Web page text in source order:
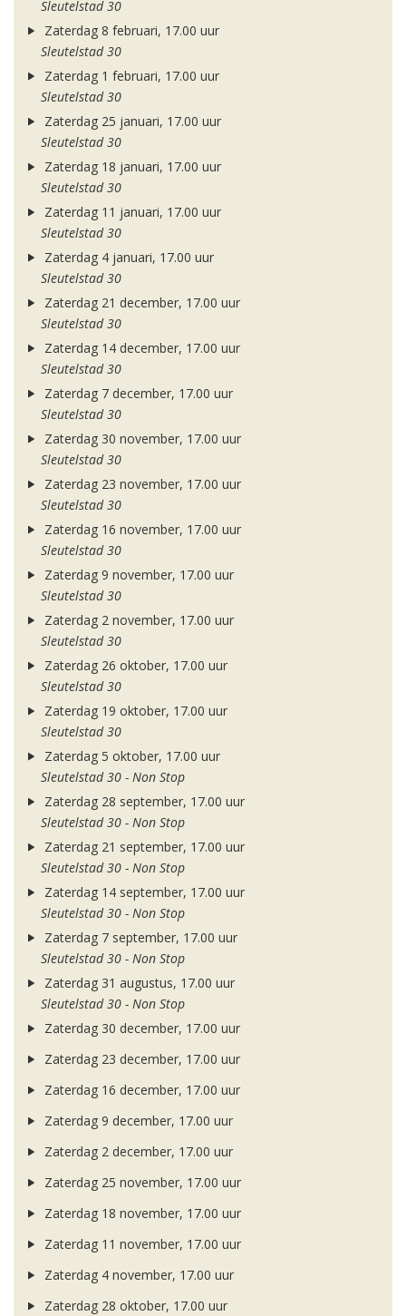
Sleutelstad 30
Zaterdag 8 februari, 17.00 uur
Sleutelstad 30
Zaterdag 1 februari, 17.00 uur
Sleutelstad 30
Zaterdag 25 januari, 17.00 uur
Sleutelstad 30
Zaterdag 18 januari, 17.00 uur
Sleutelstad 30
Zaterdag 11 januari, 17.00 uur
Sleutelstad 30
Zaterdag 4 januari, 17.00 uur
Sleutelstad 30
Zaterdag 21 december, 17.00 uur
Sleutelstad 30
Zaterdag 14 december, 17.00 uur
Sleutelstad 30
Zaterdag 7 december, 17.00 uur
Sleutelstad 30
Zaterdag 30 november, 17.00 uur
Sleutelstad 30
Zaterdag 23 november, 17.00 uur
Sleutelstad 30
Zaterdag 16 november, 17.00 uur
Sleutelstad 30
Zaterdag 9 november, 17.00 uur
Sleutelstad 30
Zaterdag 2 november, 17.00 uur
Sleutelstad 30
Zaterdag 26 oktober, 17.00 uur
Sleutelstad 30
Zaterdag 19 oktober, 17.00 uur
Sleutelstad 30
Zaterdag 5 oktober, 17.00 uur
Sleutelstad 30 - Non Stop
Zaterdag 28 september, 17.00 uur
Sleutelstad 30 - Non Stop
Zaterdag 21 september, 17.00 uur
Sleutelstad 30 - Non Stop
Zaterdag 14 september, 17.00 uur
Sleutelstad 30 - Non Stop
Zaterdag 7 september, 17.00 uur
Sleutelstad 30 - Non Stop
Zaterdag 31 augustus, 17.00 uur
Sleutelstad 30 - Non Stop
Zaterdag 30 december, 17.00 uur
Zaterdag 23 december, 17.00 uur
Zaterdag 16 december, 17.00 uur
Zaterdag 9 december, 17.00 uur
Zaterdag 2 december, 17.00 uur
Zaterdag 25 november, 17.00 uur
Zaterdag 18 november, 17.00 uur
Zaterdag 11 november, 17.00 uur
Zaterdag 4 november, 17.00 uur
Zaterdag 28 oktober, 17.00 uur